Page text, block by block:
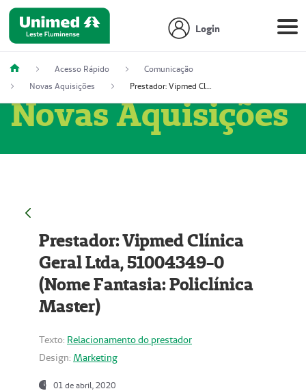
Login
Acesso Rápido
Comunicação
Novas Aquisições
Prestador: Vipmed Clínica Geral Ltda, 51004349-0 (Nome Fantasia: Policlínica Master)
Novas Aquisições
Prestador: Vipmed Clínica
Geral Ltda, 51004349-0
(Nome Fantasia: Policlínica
Master)
Texto: Relacionamento do prestador
Design: Marketing
01 de abril, 2020